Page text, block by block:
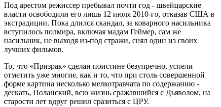
Под арестом режиссер пребывал почти год - швейцарские
власти освободили его лишь 12 июля 2010-го, отказав США в
экстрадиции. Пока длился скандал, за коварного насильника
вступилось полмира, включая мадам Геймер, сам же
насильник, не выходя из-под стражи, снял один из своих
лучших фильмов.
То, что «Призрак» сделан поистине безупречно, успели
отметить уже многие, как и то, что при столь совершенной
форме картина несколько мелкотравчата по содержанию -
дескать, Поланский, всю жизнь сражавшийся с Дьяволом, на
старости лет вдруг решил сразиться с ЦРУ.